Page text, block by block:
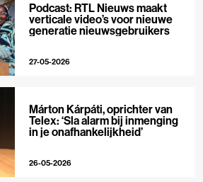
Podcast: RTL Nieuws maakt
verticale video’s voor nieuwe
generatie nieuwsgebruikers
27-05-2026
Márton Kárpáti, oprichter van
Telex: ‘Sla alarm bij inmenging
in je onafhankelijkheid’
26-05-2026